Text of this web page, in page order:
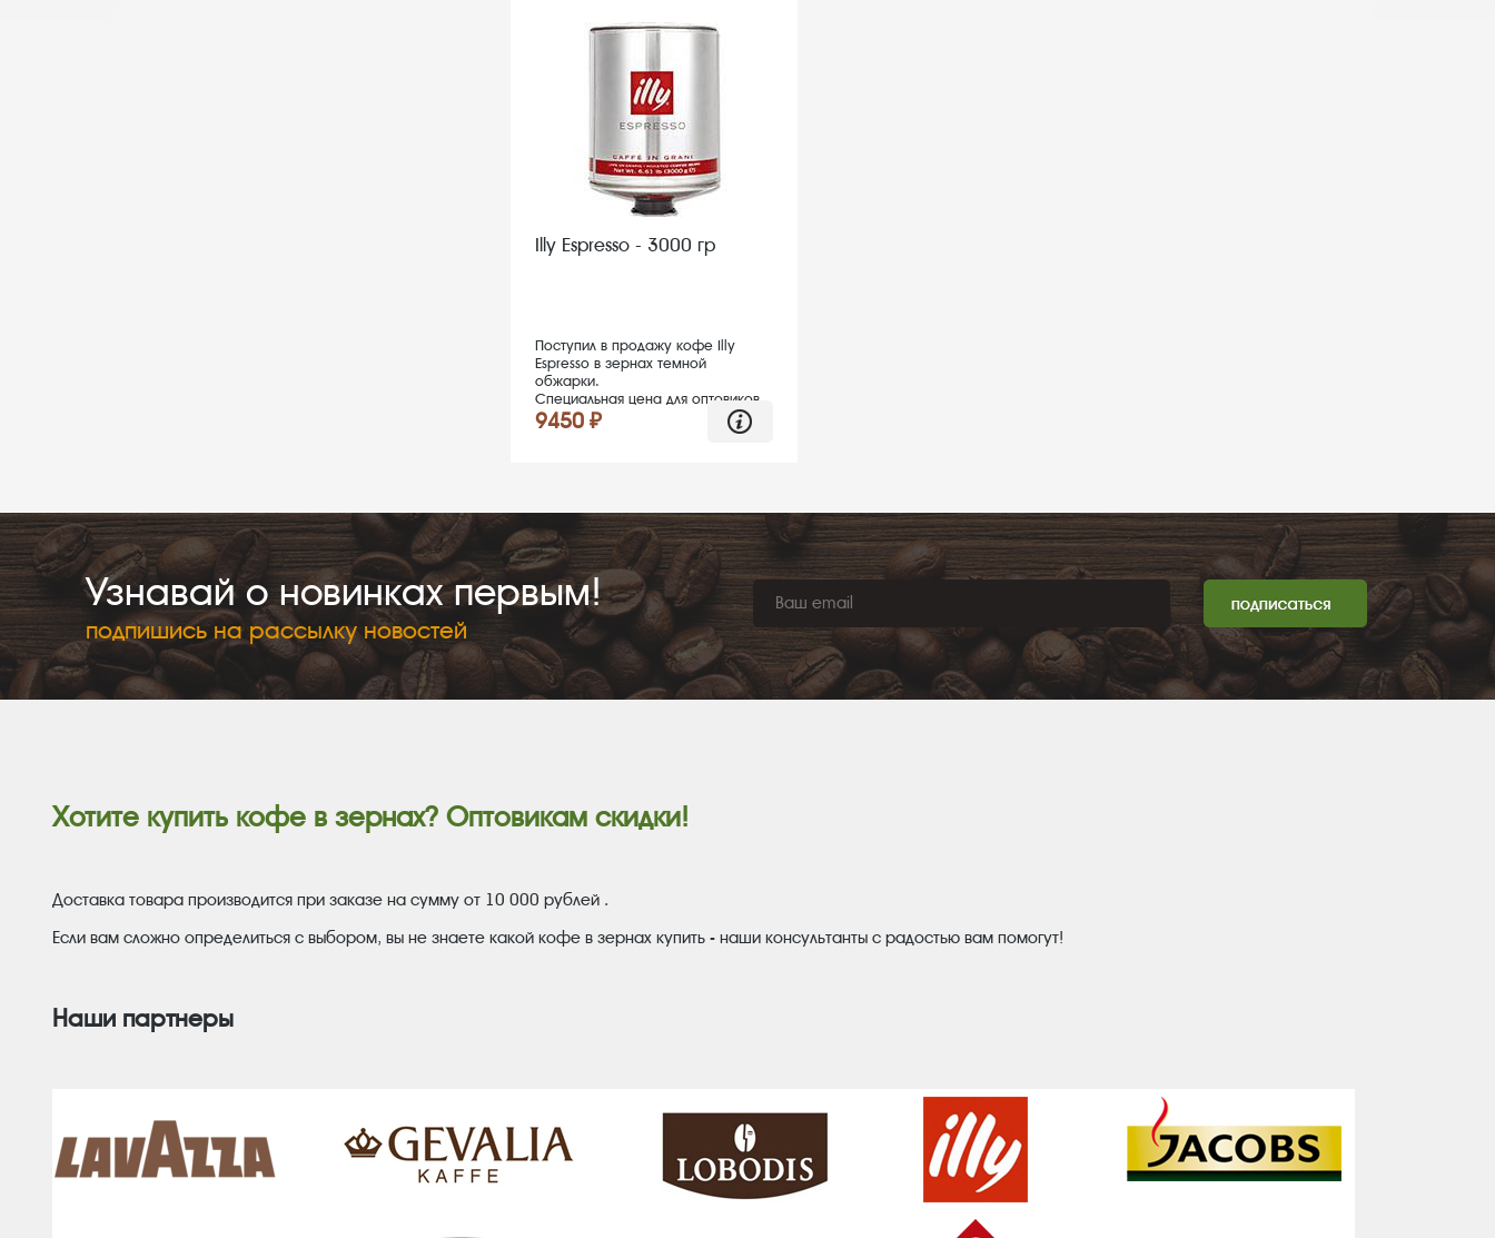
Illy Espresso - 3000 гр
Поступил в продажу кофе Illy
Espresso в зернах темной
обжарки.
Специальная цена для оптовиков
9450 ₽
Узнавай о новинках первым!
подпишись на рассылку новостей
Хотите купить кофе в зернах? Оптовикам скидки!
Доставка товара производится при заказе на сумму от 10 000 рублей .
Если вам сложно определиться с выбором, вы не знаете какой кофе в зернах купить - наши консультанты с радостью вам помогут!
Наши партнеры